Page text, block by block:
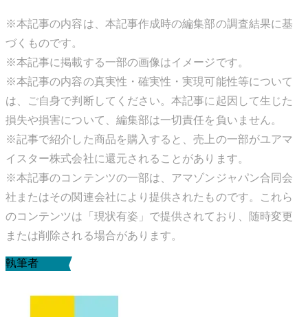
※本記事の内容は、本記事作成時の編集部の調査結果に基
づくものです。
※本記事に掲載する一部の画像はイメージです。
※本記事の内容の真実性・確実性・実現可能性等について
は、ご自身で判断してください。本記事に起因して生じた
損失や損害について、編集部は一切責任を負いません。
※記事で紹介した商品を購入すると、売上の一部がユアマ
イスター株式会社に還元されることがあります。
※本記事のコンテンツの一部は、アマゾンジャパン合同会
社またはその関連会社により提供されたものです。これら
のコンテンツは「現状有姿」で提供されており、随時変更
または削除される場合があります。
執筆者